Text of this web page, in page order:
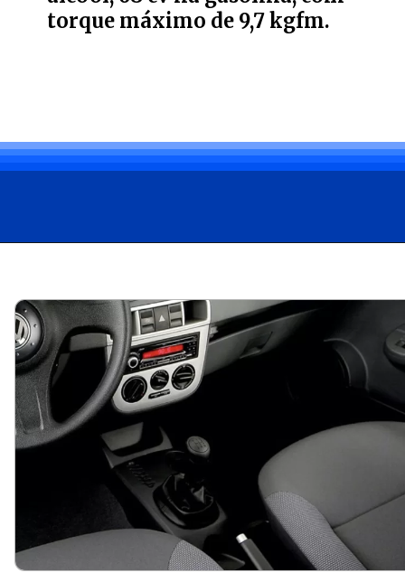
torque máximo de 9,7 kgfm.